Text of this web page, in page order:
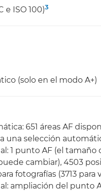
e ISO 100)3
(solo en el modo A+)
651 áreas AF
una selección
1 punto AF (el tamaño
cambiar), 4503
fotografías (3713 para
ampliación del punto